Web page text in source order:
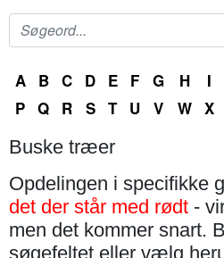
A B C D E F G H I
P Q R S T U V W X
Buske træer
Opdelingen i specifikke
det der står med rødt -
men det kommer snart.
søgefeltet eller vælg